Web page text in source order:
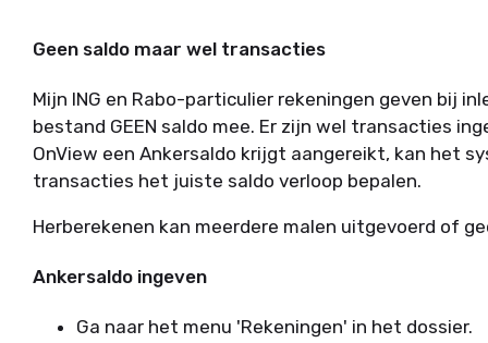
Geen saldo maar wel transacties
Mijn ING en Rabo-particulier rekeningen geven bij
bestand GEEN saldo mee. Er zijn wel transacties
OnView een Ankersaldo krijgt aangereikt, kan het
transacties het juiste saldo verloop bepalen.
Herberekenen kan meerdere malen uitgevoerd of
Ankersaldo ingeven
Ga naar het menu 'Rekeningen' in het dossier.